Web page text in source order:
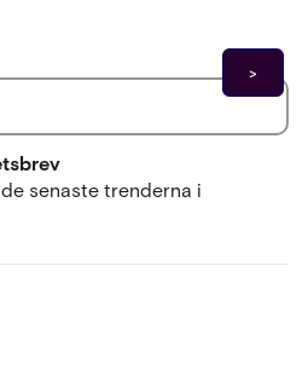
senaste trenderna i